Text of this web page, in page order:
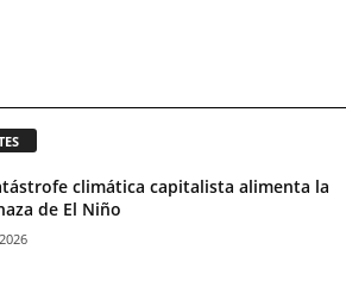
climática capitalista alimenta la
de El Niño